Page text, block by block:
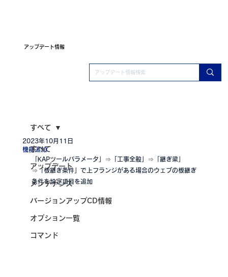
アップデート情報
すべて
アップデート
メンテナンス
バージョンアップCD情報
オプション一覧
コマンド
すべて
機能追加
2023年10月11日
「KAPツールパラメータ」⇒「工事全般」⇒「継ぎ梁」
⇒「板継ぎ条件」で上フランジがある場合のウェブの板継ぎ
条件を設定項目を追加